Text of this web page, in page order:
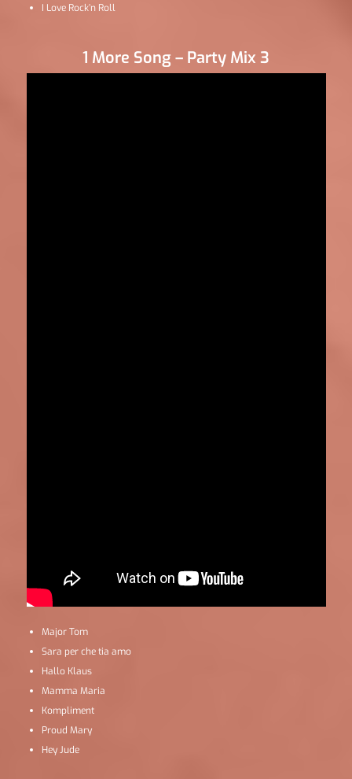
I Love Rock’n Roll
1 More Song – Party Mix 3
Major Tom
Sara per che tia amo
Hallo Klaus
Mamma Maria
Kompliment
Proud Mary
Hey Jude